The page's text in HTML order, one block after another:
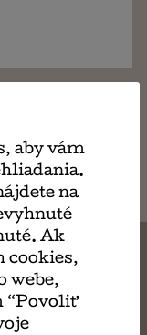
TIEŽ
aby vám
na
Ak
cookies,
webe,
“Povoliť